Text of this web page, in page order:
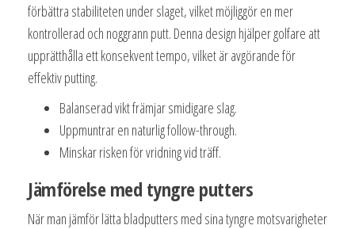
förbättra stabiliteten under slaget, vilket möjliggör en mer
kontrollerad och noggrann putt. Denna design hjälper golfare att
upprätthålla ett konsekvent tempo, vilket är avgörande för
effektiv putting.
Balanserad vikt främjar smidigare slag.
Uppmuntrar en naturlig follow-through.
Minskar risken för vridning vid träff.
Jämförelse med tyngre putters
När man jämför lätta bladputters med sina tyngre motsvarigheter